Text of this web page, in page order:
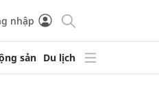
nhập
sản Du lịch